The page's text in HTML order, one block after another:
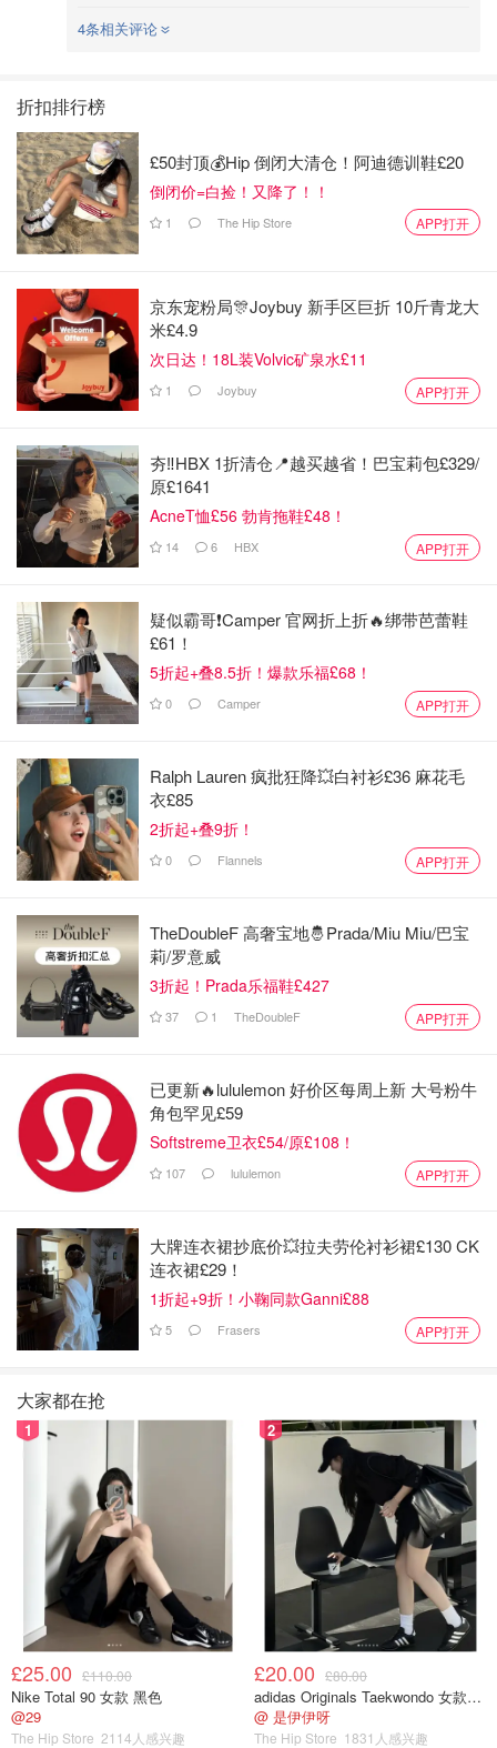
图片来自于@厨房里的侠女 ，版权属于原作者
图片来自于@厨房里的侠女 ，版权属于原作者
收到的产品包括：九阳 Joyoung臻火系列多功能电饼铛
产品功能介绍
产品型号：九阳 Joyoung臻火系列多功能电饼铛 JK30U-
4条相关评论
折扣排行榜
£50封顶💰Hip 倒闭大清仓！阿迪德训鞋£20
倒闭价=白捡！又降了！！
1 The Hip Store APP打开
京东宠粉局🎊Joybuy 新手区巨折 10斤青龙大
米£4.9
次日达！18L装Volvic矿泉水£11
1 Joybuy APP打开
夯‼️HBX 1折清仓📍越买越省！巴宝莉包£329/
原£1641
AcneT恤£56 勃肯拖鞋£48！
14 6 HBX APP打开
疑似霸哥❗️Camper 官网折上折🔥绑带芭蕾鞋
£61！
5折起+叠8.5折！爆款乐福£68！
0 Camper APP打开
Ralph Lauren 疯批狂降💥白衬衫£36 麻花毛
衣£85
2折起+叠9折！
0 Flannels APP打开
TheDoubleF 高奢宝地🤴Prada/Miu Miu/巴宝
莉/罗意威
3折起！Prada乐福鞋£427
37 1 TheDoubleF APP打开
已更新🔥lululemon 好价区每周上新 大号粉牛
角包罕见£59
Softstreme卫衣£54/原£108！
107 lululemon APP打开
大牌连衣裙抄底价💥拉夫劳伦衬衫裙£130 CK
连衣裙£29！
1折起+9折！小鞠同款Ganni£88
5 Frasers APP打开
大家都在抢
1
£25.00 £110.00
Nike Total 90 女款 黑色
@29
The Hip Store 2114人感兴趣
2
£20.00 £80.00
adidas Originals Taekwondo 女款黑色运动鞋
@ 是伊伊呀
The Hip Store 1831人感兴趣